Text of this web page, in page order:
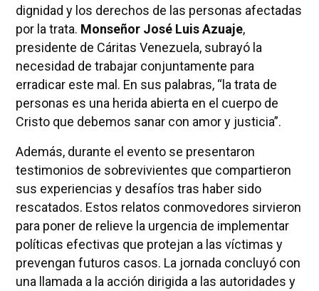
dignidad y los derechos de las personas afectadas
por la trata. Monseñor José Luis Azuaje,
presidente de Cáritas Venezuela, subrayó la
necesidad de trabajar conjuntamente para
erradicar este mal. En sus palabras, “la trata de
personas es una herida abierta en el cuerpo de
Cristo que debemos sanar con amor y justicia”.
Además, durante el evento se presentaron
testimonios de sobrevivientes que compartieron
sus experiencias y desafíos tras haber sido
rescatados. Estos relatos conmovedores sirvieron
para poner de relieve la urgencia de implementar
políticas efectivas que protejan a las víctimas y
prevengan futuros casos. La jornada concluyó con
una llamada a la acción dirigida a las autoridades y